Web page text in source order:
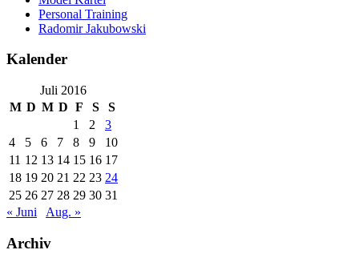
Personal Training
Radomir Jakubowski
Kalender
Juli 2016
M D M D F S
S
1
2
3
4
5 6 7 8 9
10
11 12 13 14 15 16 17
18 19 20 21 22 23 24
25 26 27 28 29 30 31
« Juni
Aug. »
Archiv